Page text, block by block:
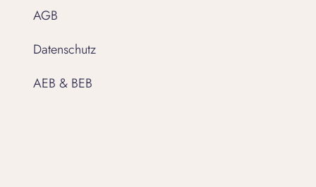
AGB
Datenschutz
AEB & BEB